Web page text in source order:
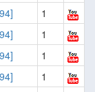
1
1
1
1